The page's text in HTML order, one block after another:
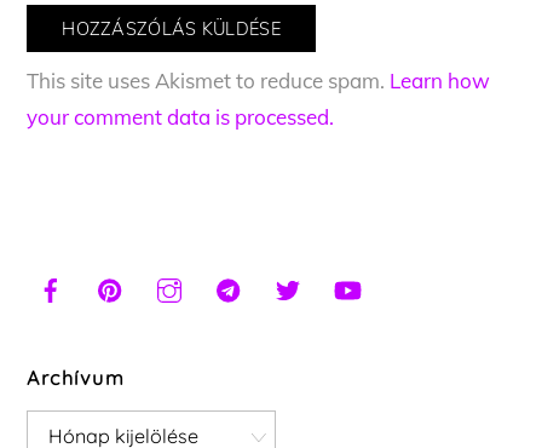
This site uses Akismet to reduce spam. Learn how
your comment data is processed.
Archívum
Archívum